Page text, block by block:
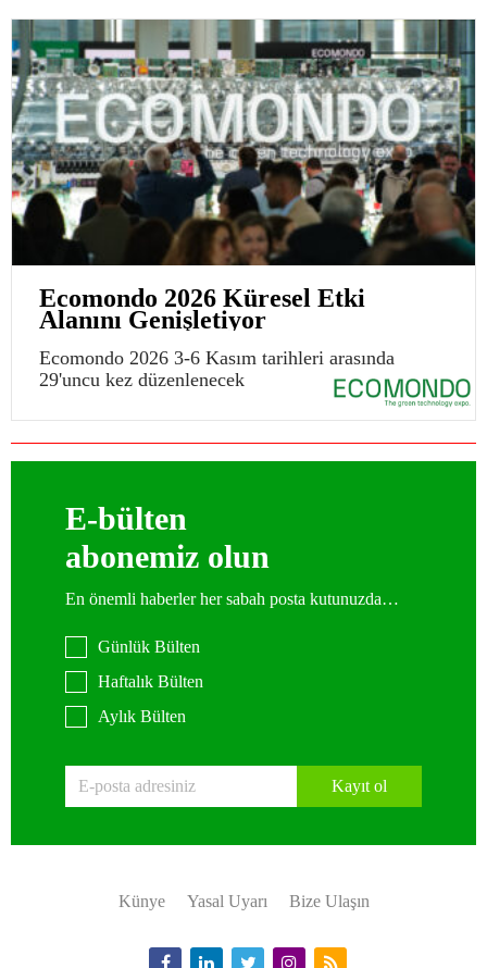
Ecomondo 2026 Küresel Etki
Alanını Genişletiyor
Ecomondo 2026 3-6 Kasım tarihleri arasında
29'uncu kez düzenlenecek
E-bülten
abonemiz olun
En önemli haberler her sabah posta kutunuzda…
Günlük Bülten
Haftalık Bülten
Aylık Bülten
Kayıt ol
Künye Yasal Uyarı Bize Ulaşın